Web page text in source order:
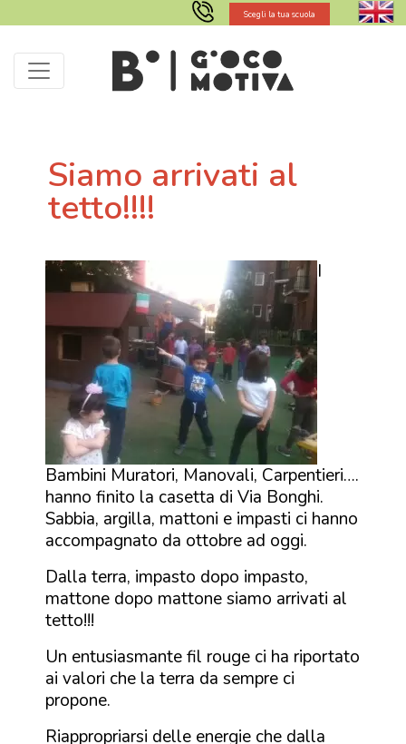
Scegli la tua scuola
Siamo arrivati al
tetto!!!!
I
Bambini Muratori, Manovali, Carpentieri….
hanno finito la casetta di Via Bonghi.
Sabbia, argilla, mattoni e impasti ci hanno
accompagnato da ottobre ad oggi.
Dalla terra, impasto dopo impasto,
mattone dopo mattone siamo arrivati al
tetto!!!
Un entusiasmante fil rouge ci ha riportato
ai valori che la terra da sempre ci
propone.
Riappropriarsi delle energie che dalla